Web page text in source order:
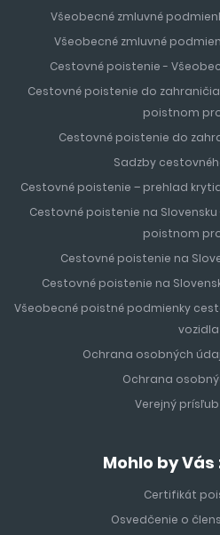
Všeobecné zmluvné
Všeobecné zmluvné
Cestovné poistenie -
Cestovné poistenie do
poistnom
Cestovné poistenie do
Sadzby
Cestovné poistenie – prehlad krytia
Cestovné poistenie na
poistnom
Cestovné poistenie na
Cestovné poistenie na
Všeobecné poistné podmienky
vozidla
Ochrana osobných
Ochrana
Verejný
Mohlo by
Certifikát
Osvedčenie o